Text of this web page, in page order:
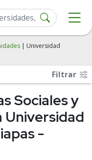
| Universidad
Filtrar
Sociales y
Universidad
-